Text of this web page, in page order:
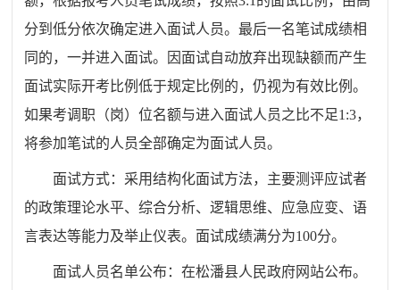
分到低分依次确定进入面试人员。最后一名笔试成绩相
同的，一并进入面试。因面试自动放弃出现缺额而产生
面试实际开考比例低于规定比例的，仍视为有效比例。
如果考调职（岗）位名额与进入面试人员之比不足1:3，
将参加笔试的人员全部确定为面试人员。
面试方式：采用结构化面试方法，主要测评应试者
的政策理论水平、综合分析、逻辑思维、应急应变、语
言表达等能力及举止仪表。面试成绩满分为100分。
面试人员名单公布：在松潘县人民政府网站公布。